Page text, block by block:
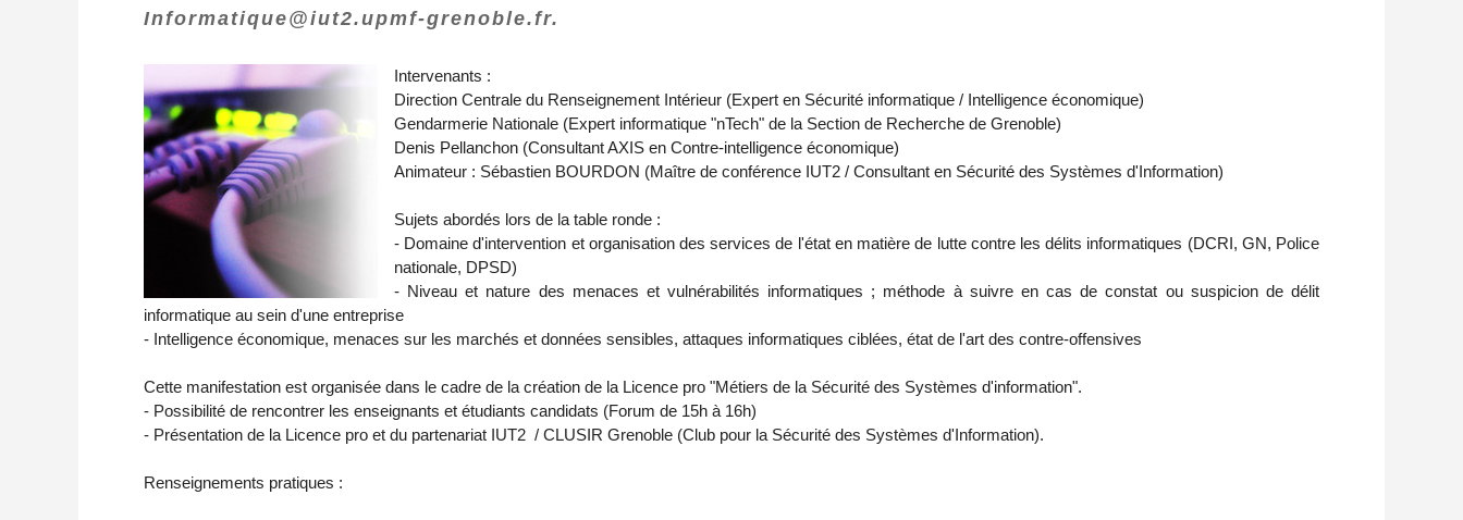
Informatique@iut2.upmf-grenoble.fr.
Intervenants :
Direction Centrale du Renseignement Intérieur (Expert en Sécurité informatique / Intelligence économique)
Gendarmerie Nationale (Expert informatique "nTech" de la Section de Recherche de Grenoble)
Denis Pellanchon (Consultant AXIS en Contre-intelligence économique)
Animateur : Sébastien BOURDON (Maître de conférence IUT2 / Consultant en Sécurité des Systèmes d'Information)
Sujets abordés lors de la table ronde :
- Domaine d'intervention et organisation des services de l'état en matière de lutte contre les délits informatiques (DCRI, GN, Police
nationale, DPSD)
- Niveau et nature des menaces et vulnérabilités informatiques ; méthode à suivre en cas de constat ou suspicion de délit
informatique au sein d'une entreprise
- Intelligence économique, menaces sur les marchés et données sensibles, attaques informatiques ciblées, état de l'art des contre-offensives
Cette manifestation est organisée dans le cadre de la création de la Licence pro "Métiers de la Sécurité des Systèmes d'information".
- Possibilité de rencontrer les enseignants et étudiants candidats (Forum de 15h à 16h)
- Présentation de la Licence pro et du partenariat IUT2 / CLUSIR Grenoble (Club pour la Sécurité des Systèmes d'Information).
Renseignements pratiques :